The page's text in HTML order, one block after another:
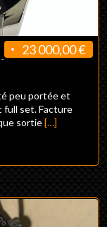
23 000,00 €
peu portée et
full set. Facture
sortie[…]